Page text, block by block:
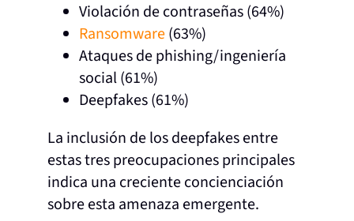
Violación de contraseñas (64%)
Ransomware(63%)
Ataques de phishing/ingeniería
social (61%)
Deepfakes (61%)
La inclusión de los deepfakes entre
estas tres preocupaciones principales
indica una creciente concienciación
sobre esta amenaza emergente.